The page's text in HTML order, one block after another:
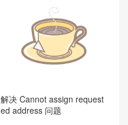
解决 Cannot assign request
ed address 问题